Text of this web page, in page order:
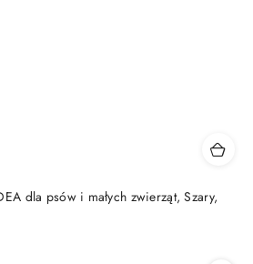
dla psów i małych zwierząt, Szary,